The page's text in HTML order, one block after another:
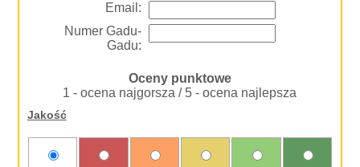
Email:
Numer Gadu-
Gadu:
Oceny punktowe
1 - ocena najgorsza / 5 - ocena najlepsza
Jakość